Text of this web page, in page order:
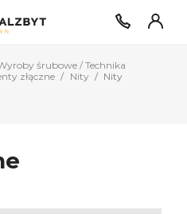
śrubowe / Technika
złączne Nity
Nity